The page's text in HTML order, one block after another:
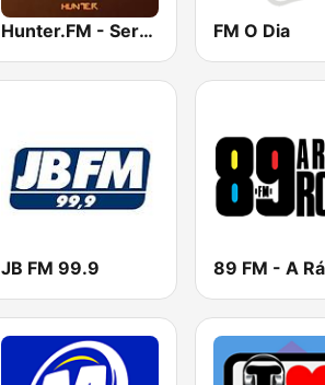
Hunter.FM - Sertanejo FM O Dia
JB FM 99.9